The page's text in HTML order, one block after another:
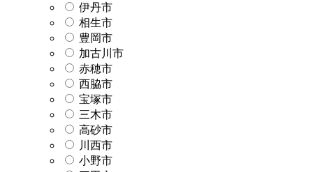
伊丹市
相生市
豊岡市
加古川市
赤穂市
西脇市
宝塚市
三木市
高砂市
川西市
小野市